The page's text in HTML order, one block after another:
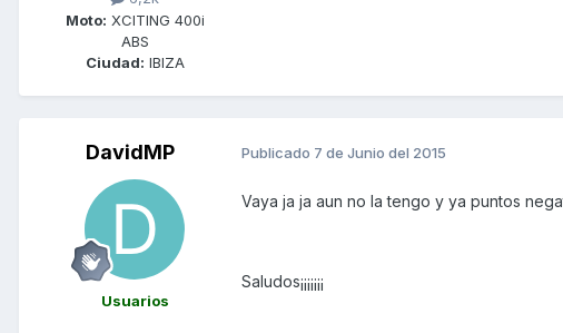
Moto: XCITING 400i
ABS
Ciudad: IBIZA
DavidMP
Usuarios
Publicado 7 de Junio del 2015
Vaya ja ja aun no la tengo y ya puntos
Saludos¡¡¡¡¡¡¡